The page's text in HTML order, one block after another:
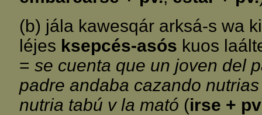
(b) jála kawesqár arksá-s wa
léjes ksepcés-asós kuos
= se cuenta que un joven del
padre andaba cazando
nutria tabú v la mató (irse + pv